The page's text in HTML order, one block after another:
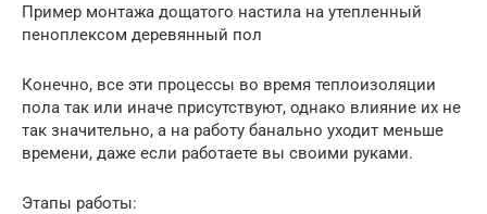
Пример монтажа дощатого настила на утепленный
пеноплексом деревянный пол
Конечно, все эти процессы во время теплоизоляции
пола так или иначе присутствуют, однако влияние их не
так значительно, а на работу банально уходит меньше
времени, даже если работаете вы своими руками.
Этапы работы: